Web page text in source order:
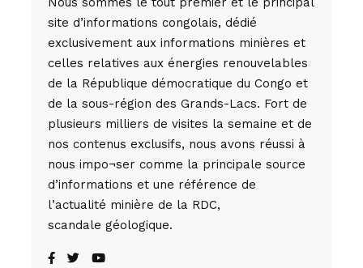
site d’informations congolais, dédié
exclusivement aux informations minières et
celles relatives aux énergies renouvelables
de la République démocratique du Congo et
de la sous-région des Grands-Lacs. Fort de
plusieurs milliers de visites la semaine et de
nos contenus exclusifs, nous avons réussi à
nous impo¬ser comme la principale source
d’informations et une référence de
l’actualité minière de la RDC,
scandale géologique.